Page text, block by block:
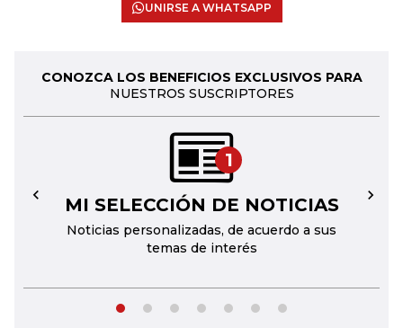
UNIRSE A WHATSAPP
CONOZCA LOS BENEFICIOS EXCLUSIVOS PARA
NUESTROS SUSCRIPTORES
1
MI SELECCIÓN DE NOTICIAS
Noticias personalizadas, de acuerdo a sus
temas de interés
← →